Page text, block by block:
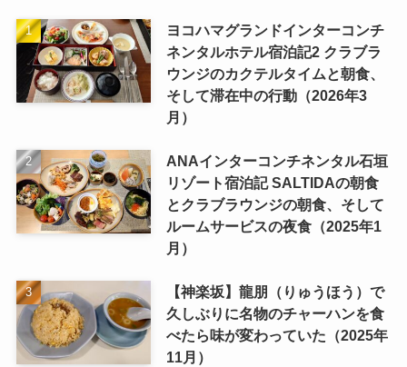
ヨコハマグランドインターコンチ
ネンタルホテル宿泊記2 クラブラ
ウンジのカクテルタイムと朝食、
そして滞在中の行動（2026年3
月）
ANAインターコンチネンタル石垣
リゾート宿泊記 SALTIDAの朝食
とクラブラウンジの朝食、そして
ルームサービスの夜食（2025年1
月）
【神楽坂】龍朋（りゅうほう）で
久しぶりに名物のチャーハンを食
べたら味が変わっていた（2025年
11月）